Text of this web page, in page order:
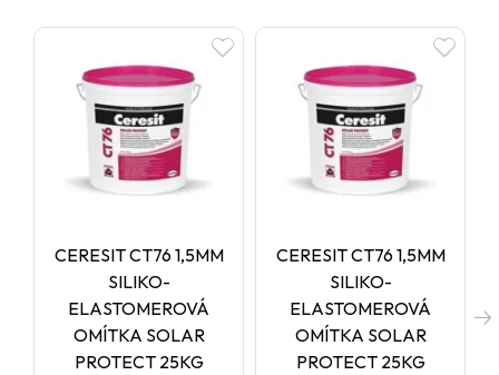
CERESIT CT76 1,5MM
SILIKO-
ELASTOMEROVÁ
OMÍTKA SOLAR
PROTECT 25KG
CERESIT CT76 1,5MM
SILIKO-
ELASTOMEROVÁ
OMÍTKA SOLAR
PROTECT 25KG